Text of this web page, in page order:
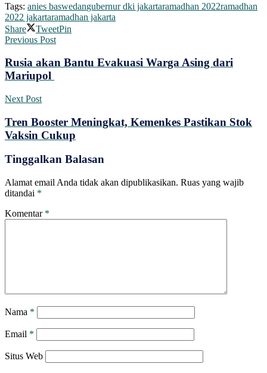
Tags: anies baswedangubernur dki jakartaramadhan 2022ramadhan
2022 jakartaramadhan jakarta
Share
TweetPin
Previous Post
Rusia akan Bantu Evakuasi Warga Asing dari
Mariupol
Next Post
Tren Booster Meningkat, Kemenkes Pastikan Stok
Vaksin Cukup
Tinggalkan Balasan
Alamat email Anda tidak akan dipublikasikan. Ruas yang wajib
ditandai *
Komentar *
Nama *
Email *
Situs Web